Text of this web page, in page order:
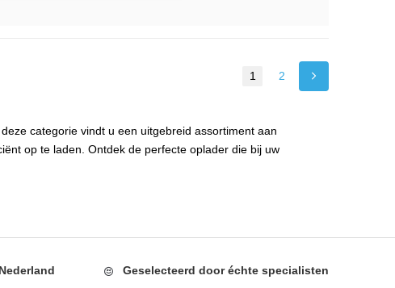
1 2
categorie vindt u een uitgebreid assortiment aan
op te laden. Ontdek de perfecte oplader die bij uw
Geselecteerd dooréchte specialisten